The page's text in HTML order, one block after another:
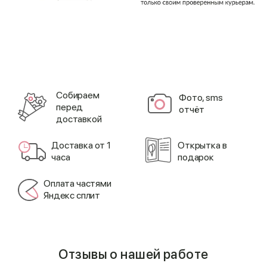
Cобираем
перед
доставкой
Фото, sms
отчёт
Доставка от 1
часа
Открытка в
подарок
Оплата частями
Яндекс сплит
Отзывы о нашей работе